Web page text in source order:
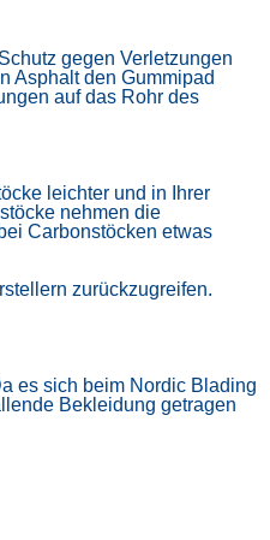
gegen Verletzungen
Asphalt den Gummipad
auf das Rohr des
leichter und in Ihrer
nehmen die
Carbonstöcken etwas
zurückzugreifen.
es sich beim Nordic Blading
Bekleidung getragen